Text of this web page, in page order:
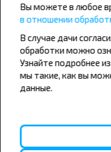
Сотрудничество
Страницы сайта
Юридическая
+375 33 390 00 07
Вы можете в любое
в отношении
В случае дачи
обработки можно
Узнайте подробнее
мы такие, как вы
данные.